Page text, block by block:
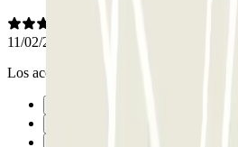
11/02/2020
Los accesos són estrechos